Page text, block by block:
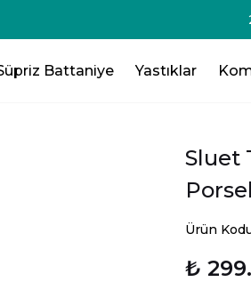
125₺ 💸- 4 Ürün Al -200₺ 💸- 5 Ürün
Battaniye Yastıklar
Sluet
Ürün
₺